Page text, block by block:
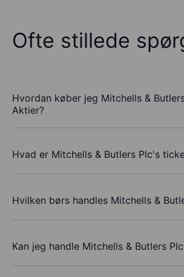
Ofte stillede
Hvordan køber jeg Mitchells &
Aktier?
Hvad er Mitchells & Butlers Plc's
Hvilken børs handles Mitchells &
Kan jeg handle Mitchells & Butlers